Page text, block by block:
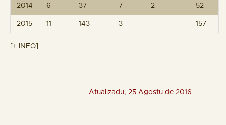
2014 6 37 7 2 52
2015 11 143 3 - 157
[+ INFO]
Atualizadu, 25 Agostu de 2016